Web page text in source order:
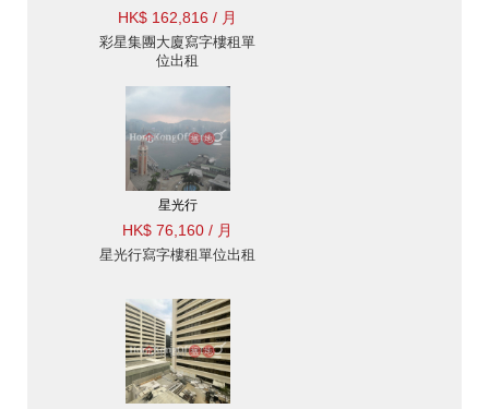
HK$ 162,816 / 月
彩星集團大廈寫字樓租單
位出租
星光行
HK$ 76,160 / 月
星光行寫字樓租單位出租